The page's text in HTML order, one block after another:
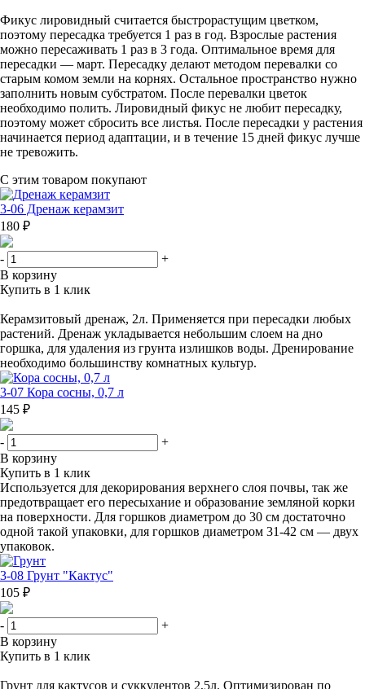
Фикус лировидный считается быстрорастущим цветком,
поэтому пересадка требуется 1 раз в год. Взрослые растения
можно пересаживать 1 раз в 3 года. Оптимальное время для
пересадки — март. Пересадку делают методом перевалки со
старым комом земли на корнях. Остальное пространство нужно
заполнить новым субстратом. После перевалки цветок
необходимо полить. Лировидный фикус не любит пересадку,
поэтому может сбросить все листья. После пересадки у растения
начинается период адаптации, и в течение 15 дней фикус лучше
не тревожить.
С этим товаром покупают
3-06 Дренаж керамзит
180 ₽
-
+
В корзину
Купить в 1 клик
Керамзитовый дренаж, 2л. Применяется при пересадки любых
растений. Дренаж укладывается небольшим слоем на дно
горшка, для удаления из грунта излишков воды. Дренирование
необходимо большинству комнатных культур.
3-07 Кора сосны, 0,7 л
145 ₽
-
+
В корзину
Купить в 1 клик
Используется для декорирования верхнего слоя почвы, так же
предотвращает его пересыхание и образование земляной корки
на поверхности. Для горшков диаметром до 30 см достаточно
одной такой упаковки, для горшков диаметром 31-42 см — двух
упаковок.
3-08 Грунт "Кактус"
105 ₽
-
+
В корзину
Купить в 1 клик
Грунт для кактусов и суккулентов 2,5л. Оптимизирован по